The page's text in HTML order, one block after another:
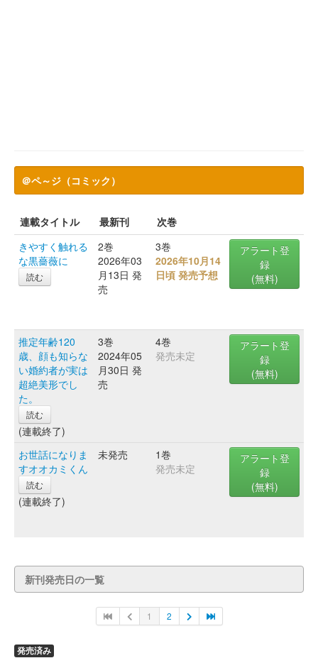
＠ペ～ジ（コミック）
連載タイトル 最新刊
次巻
きやすく触れる
な黒薔薇に
読む
2巻
2026年03
月13日 発
売
3巻
2026年10月14
日頃 発売予想
アラート登
録
(無料)
推定年齢120
歳、顔も知らな
い婚約者が実は
超絶美形でし
た。
読む
(連載終了)
3巻
2024年05
月30日 発
売
4巻
発売未定
アラート登
録
(無料)
お世話になりま
すオオカミくん
読む
(連載終了)
未発売
1巻
発売未定
アラート登
録
(無料)
新刊発売日の一覧
1 2
発売済み